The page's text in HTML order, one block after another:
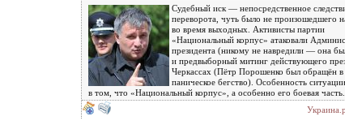
Судебный иск — непосредственное
переворота, чуть было не произошедшего
во время выходных. Активисты партии
«Национальный корпус» атаковали
президента (никому не навредили — она
и предвыборный митинг действующего
Черкассах (Пётр Порошенко был обращён в
паническое бегство). Особенность
в том, что «Национальный корпус», а особенно его боевая часть...